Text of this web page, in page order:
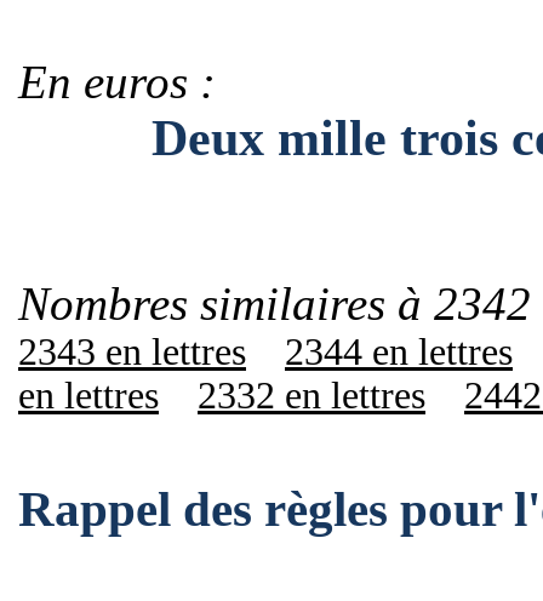
En euros :
Deux mille trois
Nombres similaires à
2343 en lettres
2344 en lettres
en lettres
2332 en lettres
Rappel des règles pour